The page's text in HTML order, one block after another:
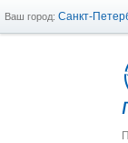
Ваш город: Санкт-